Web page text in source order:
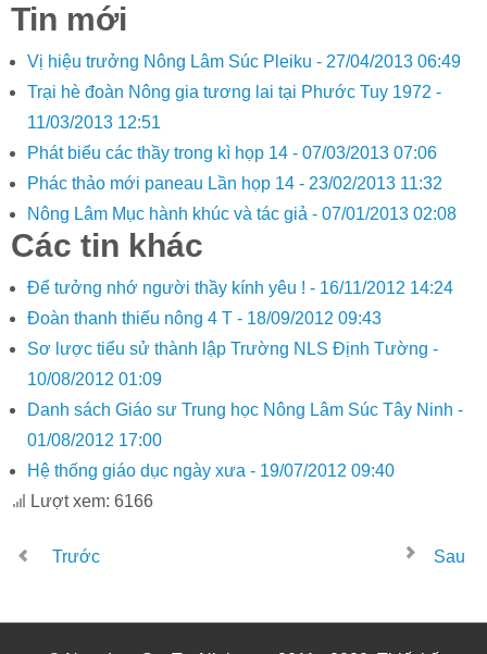
Tin mới
Vị hiệu trưởng Nông Lâm Súc Pleiku - 27/04/2013 06:49
Trại hè đoàn Nông gia tương lai tại Phước Tuy 1972 -
11/03/2013 12:51
Phát biểu các thầy trong kì họp 14 - 07/03/2013 07:06
Phác thảo mới paneau Lần họp 14 - 23/02/2013 11:32
Nông Lâm Mục hành khúc và tác giả - 07/01/2013 02:08
Các tin khác
Để tưởng nhớ người thầy kính yêu ! - 16/11/2012 14:24
Đoàn thanh thiếu nông 4 T - 18/09/2012 09:43
Sơ lược tiểu sử thành lập Trường NLS Định Tường -
10/08/2012 01:09
Danh sách Giáo sư Trung học Nông Lâm Súc Tây Ninh -
01/08/2012 17:00
Hệ thống giáo dục ngày xưa - 19/07/2012 09:40
Lượt xem: 6166
Trước Sau